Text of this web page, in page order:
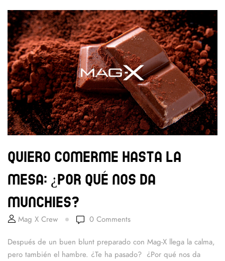
Quiero comerme hasta la
mesa: ¿Por qué nos da
munchies?
Mag X Crew 0 Comments
Después de un buen blunt preparado con Mag-X llega la calma,
pero también el hambre. ¿Te ha pasado? ¿Por qué nos da